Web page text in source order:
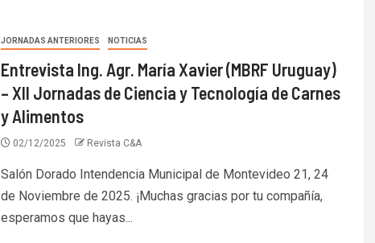
JORNADAS ANTERIORES NOTICIAS
Entrevista Ing. Agr. María Xavier (MBRF Uruguay)
– XII Jornadas de Ciencia y Tecnología de Carnes
y Alimentos
02/12/2025 Revista C&A
Salón Dorado Intendencia Municipal de Montevideo 21, 24
de Noviembre de 2025. ¡Muchas gracias por tu compañía,
esperamos que hayas...